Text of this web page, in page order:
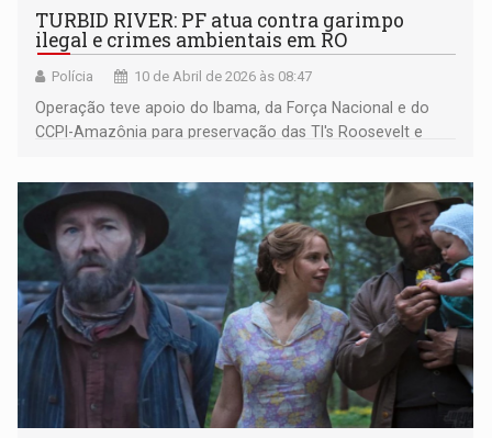
TURBID RIVER: PF atua contra garimpo
ilegal e crimes ambientais em RO
Polícia 10 de Abril de 2026 às 08:47
Operação teve apoio do Ibama, da Força Nacional e do
CCPI-Amazônia para preservação das TI's Roosevelt e